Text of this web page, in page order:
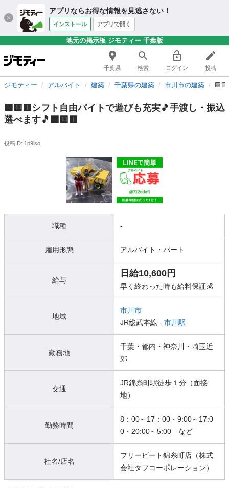
アプリならお得な情報を見逃さない！
インストール アプリで開く
地元の掲示板 ジモティー 千葉版
千葉県 検索 ログイン 投稿
ジモティー アルバイト 建築 千葉県の建築 市川市の建築
🟦🟨🟥シフト自由バイトで遊びも充実🎵手渡し・振込
選べます🎵🟦🟨🟥
投稿ID: 1p9lso
職種 -
雇用形態 アルバイト・パート
給与
日給10,600円
早く終わった時も給料保証💰
地域
市川市
JR総武本線 - 市川駅
勤務地
千葉・都内・神奈川・埼玉近
郊
交通
JR錦糸町駅徒歩１分（面接
地）
勤務時間
8：00～17：00・9:00～17:0
0・20:00～5:00 など
社名/店名
フリービート錦糸町店（株式
会社タフコーポレーション）